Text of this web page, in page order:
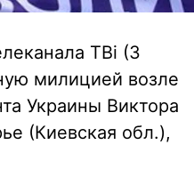
ТВі (3
милицией возле
Украины Виктора
(Киевская обл.),